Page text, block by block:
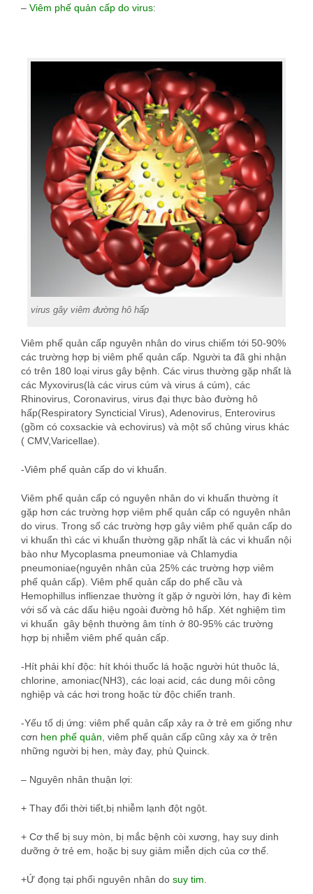
– Viêm phế quản cấp do virus:
virus gây viêm đường hô hấp
Viêm phế quản cấp nguyên nhân do virus chiếm tới 50-90%
các trường hợp bị viêm phế quản cấp. Người ta đã ghi nhận
có trên 180 loại virus gây bệnh. Các virus thường gặp nhất là
các Myxovirus(là các virus cúm và virus á cúm), các
Rhinovirus, Coronavirus, virus đại thực bào đường hô
hấp(Respiratory Syncticial Virus), Adenovirus, Enterovirus
(gồm có coxsackie và echovirus) và một số chủng virus khác
( CMV,Varicellae).
-Viêm phế quản cấp do vi khuẩn.
Viêm phế quản cấp có nguyên nhân do vi khuẩn thường ít
gặp hơn các trường hợp viêm phế quản cấp có nguyên nhân
do virus. Trong số các trường hợp gây viêm phế quản cấp do
vi khuẩn thì các vi khuẩn thường gặp nhất là các vi khuẩn nội
bào như Mycoplasma pneumoniae và Chlamydia
pneumoniae(nguyên nhân của 25% các trường hợp viêm
phế quản cấp). Viêm phế quản cấp do phế cầu và
Hemophillus inflienzae thường ít gặp ở người lớn, hay đi kèm
với số và các dấu hiệu ngoài đường hô hấp. Xét nghiệm tìm
vi khuẩn gây bệnh thường âm tính ở 80-95% các trường
hợp bị nhiễm viêm phế quản cấp.
-Hít phải khí độc: hít khói thuốc lá hoặc người hút thuôc lá,
chlorine, amoniac(NH3), các loại acid, các dung môi công
nghiệp và các hơi trong hoặc từ độc chiến tranh.
-Yếu tố dị ứng: viêm phế quản cấp xảy ra ở trẻ em giống như
cơn hen phế quản , viêm phế quản cấp cũng xảy xa ở trên
những người bị hen, mày đay, phù Quinck.
– Nguyên nhân thuận lợi:
+ Thay đổi thời tiết,bị nhiễm lạnh đột ngột.
+ Cơ thể bị suy mòn, bị mắc bệnh còi xương, hay suy dinh
dưỡng ở trẻ em, hoặc bị suy giảm miễn dịch của cơ thể.
+Ứ đọng tại phổi nguyên nhân do suy tim